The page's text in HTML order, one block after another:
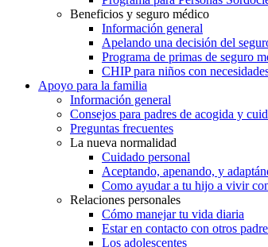
Beneficios y seguro médico
Información general
Apelando una decisión del
Programa de primas de seguro
CHIP para niños con
Apoyo para la familia
Información general
Consejos para padres de acogida y
Preguntas frecuentes
La nueva normalidad
Cuidado personal
Aceptando, apenando, y
Como ayudar a tu hijo a vivir
Relaciones personales
Cómo manejar tu vida diaria
Estar en contacto con otros
Los adolescentes